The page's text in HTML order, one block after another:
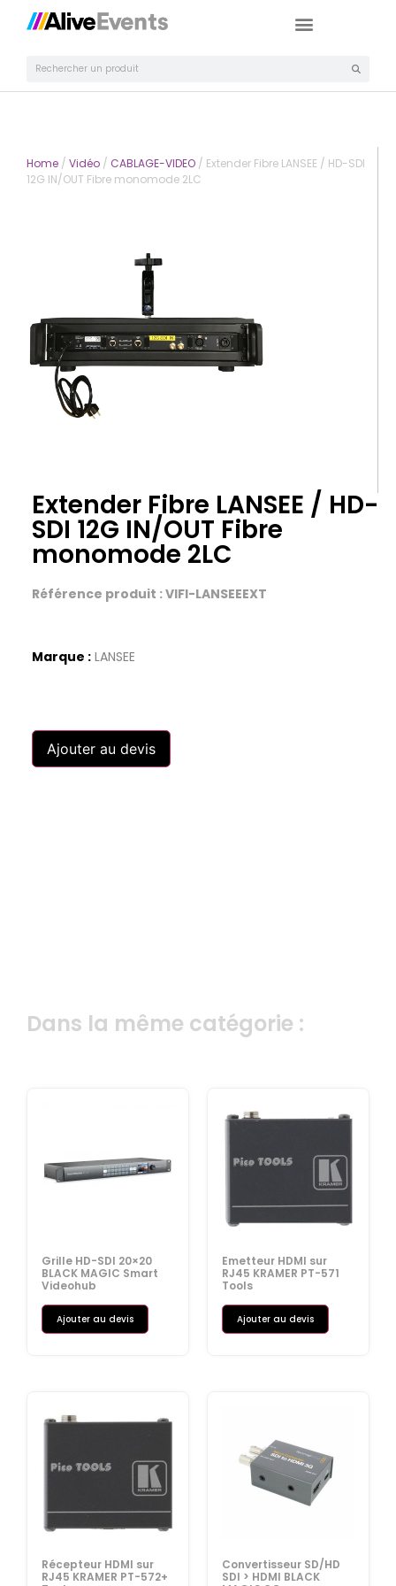
Home / Vidéo / CABLAGE-VIDEO / Extender Fibre LANSEE / HD-SDI
12G IN/OUT Fibre monomode 2LC
Extender Fibre LANSEE / HD-
SDI 12G IN/OUT Fibre
monomode 2LC
Référence produit : VIFI-LANSEEEXT
Marque : LANSEE
Ajouter au devis
Dans la même catégorie :
Grille HD-SDI 20×20
BLACK MAGIC Smart
Videohub
Ajouter au devis
Emetteur HDMI sur
RJ45 KRAMER PT-571
Tools
Ajouter au devis
Récepteur HDMI sur
RJ45 KRAMER PT-572+
Convertisseur SD/HD
SDI > HDMI BLACK